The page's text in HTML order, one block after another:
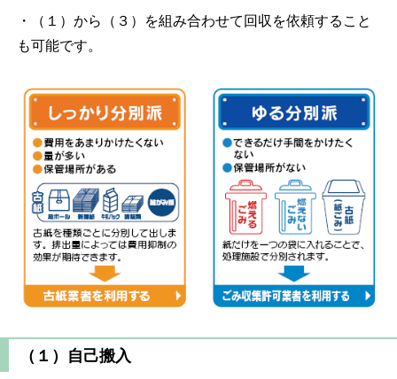
・（１）から（３）を組み合わせて回収を依頼すること
も可能です。
（１）自己搬入